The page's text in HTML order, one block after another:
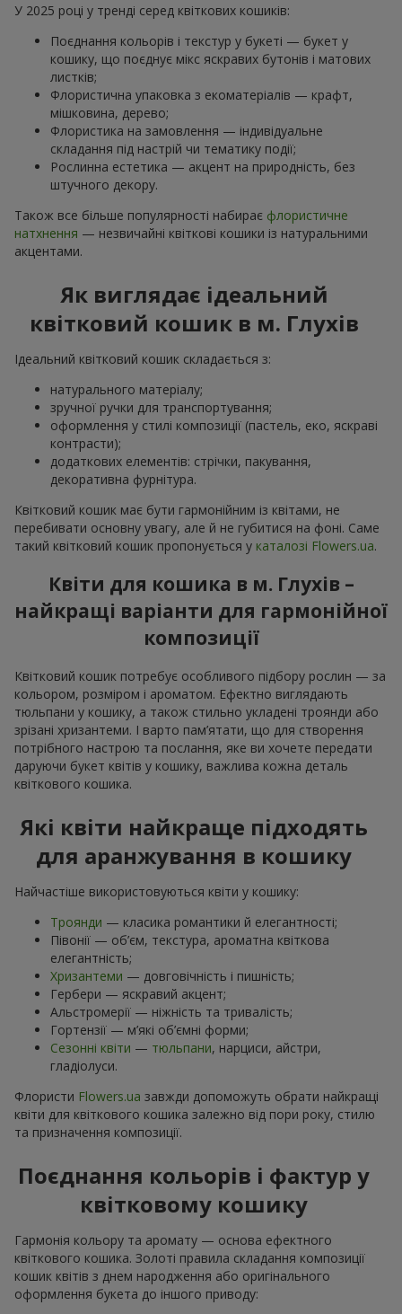
У 2025 році у тренді серед квіткових кошиків:
Поєднання кольорів і текстур у букеті — букет у
кошику, що поєднує мікс яскравих бутонів і матових
листків;
Флористична упаковка з екоматеріалів — крафт,
мішковина, дерево;
Флористика на замовлення — індивідуальне
складання під настрій чи тематику події;
Рослинна естетика — акцент на природність, без
штучного декору.
Також все більше популярності набирає флористичне
натхнення — незвичайні квіткові кошики із натуральними
акцентами.
Як виглядає ідеальний
квітковий кошик в м. Глухів
Ідеальний квітковий кошик складається з:
натурального матеріалу;
зручної ручки для транспортування;
оформлення у стилі композиції (пастель, еко, яскраві
контрасти);
додаткових елементів: стрічки, пакування,
декоративна фурнітура.
Квітковий кошик має бути гармонійним із квітами, не
перебивати основну увагу, але й не губитися на фоні. Саме
такий квітковий кошик пропонується у каталозі Flowers.ua.
Квіти для кошика в м. Глухів –
найкращі варіанти для гармонійної
композиції
Квітковий кошик потребує особливого підбору рослин — за
кольором, розміром і ароматом. Ефектно виглядають
тюльпани у кошику, а також стильно укладені троянди або
зрізані хризантеми. І варто пам’ятати, що для створення
потрібного настрою та послання, яке ви хочете передати
даруючи букет квітів у кошику, важлива кожна деталь
квіткового кошика.
Які квіти найкраще підходять
для аранжування в кошику
Найчастіше використовуються квіти у кошику:
Троянди — класика романтики й елегантності;
Півонії — об’єм, текстура, ароматна квіткова
елегантність;
Хризантеми — довговічність і пишність;
Гербери — яскравий акцент;
Альстромерії — ніжність та тривалість;
Гортензії — м’які об’ємні форми;
Сезонні квіти — тюльпани, нарциси, айстри,
гладіолуси.
Флористи Flowers.ua завжди допоможуть обрати найкращі
квіти для квіткового кошика залежно від пори року, стилю
та призначення композиції.
Поєднання кольорів і фактур у
квітковому кошику
Гармонія кольору та аромату — основа ефектного
квіткового кошика. Золоті правила складання композиції
кошик квітів з днем ​​народження або оригінального
оформлення букета до іншого приводу: